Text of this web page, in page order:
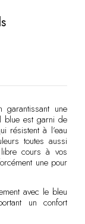
une
blue est garni de
résistent à l’eau
toutes aussi
cours à vos
une pour
avec le bleu
un confort